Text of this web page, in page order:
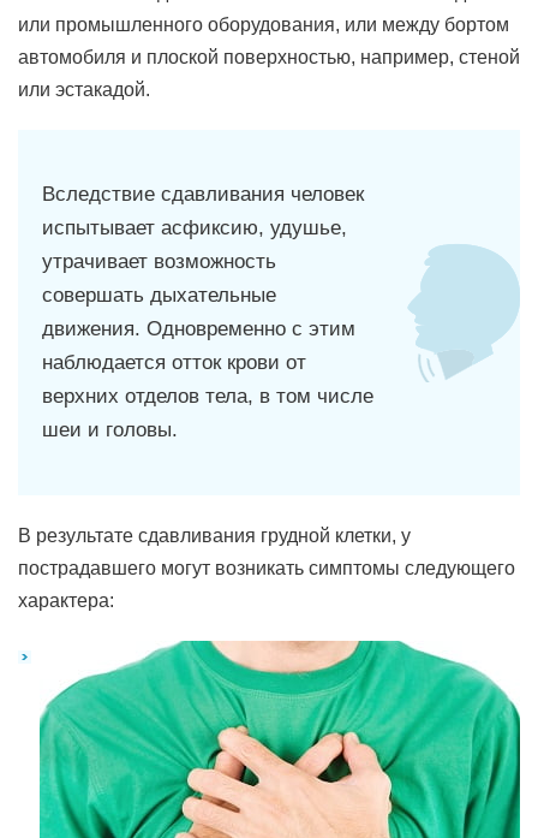
или промышленного оборудования, или между бортом
автомобиля и плоской поверхностью, например, стеной
или эстакадой.
Вследствие сдавливания человек
испытывает асфиксию, удушье,
утрачивает возможность
совершать дыхательные
движения. Одновременно с этим
наблюдается отток крови от
верхних отделов тела, в том числе
шеи и головы.
В результате сдавливания грудной клетки, у
пострадавшего могут возникать симптомы следующего
характера: